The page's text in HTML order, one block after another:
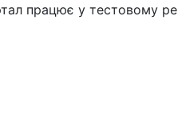
працює у тестовому